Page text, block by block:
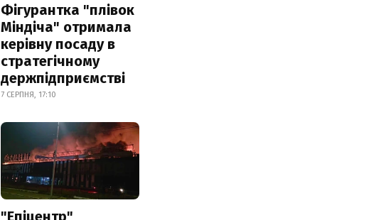
Фігурантка "плівок
Міндіча" отримала
керівну посаду в
стратегічному
держпідприємстві
7 СЕРПНЯ, 17:10
"Епіцентр"